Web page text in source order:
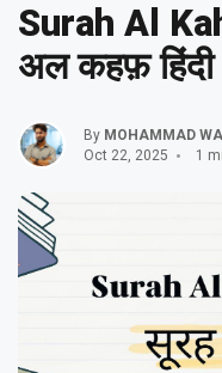
Surah Al
अल कहफ़ हिंदी
By MOHAMMAD
Oct 22, 2025
1